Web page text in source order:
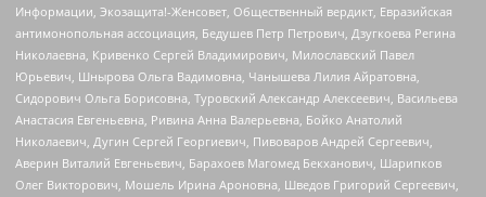
Информации, Экозащита!-Женсовет, Общественный вердикт, Евразийская
антимонопольная ассоциация, Бедушев Петр Петрович, Дзугкоева Регина
Николаевна, Кривенко Сергей Владимирович, Милославский Павел
Юрьевич, Шнырова Ольга Вадимовна, Чанышева Лилия Айратовна,
Сидорович Ольга Борисовна, Туровский Александр Алексеевич, Васильева
Анастасия Евгеньевна, Ривина Анна Валерьевна, Бойко Анатолий
Николаевич, Дугин Сергей Георгиевич, Пивоваров Андрей Сергеевич,
Аверин Виталий Евгеньевич, Барахоев Магомед Бекханович, Шарипков
Олег Викторович, Мошель Ирина Ароновна, Шведов Григорий Сергеевич,